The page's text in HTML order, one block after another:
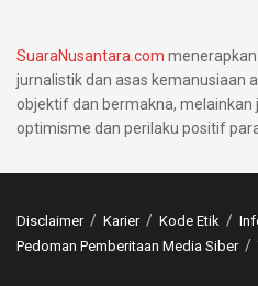
SuaraNusantara.com
jurnalistik dan asas kemanusiaan
objektif dan bermakna,
optimisme dan perilaku positif
Disclaimer Karier Kode Etik
Pedoman Pemberitaan Media Siber